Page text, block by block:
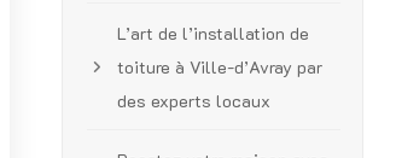
L’art de l’installation de
toiture à Ville-d’Avray par
des experts locaux